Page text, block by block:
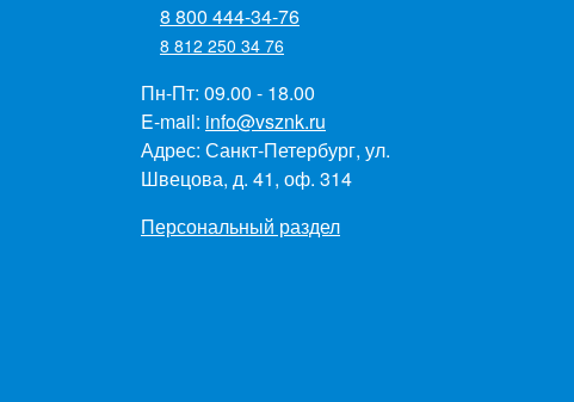
8 800 444-34-76
8 812 250 34 76
Пн-Пт: 09.00 - 18.00
E-mail: info@vsznk.ru
Адрес: Санкт-Петербург, ул.
Швецова, д. 41, оф. 314
Персональный раздел